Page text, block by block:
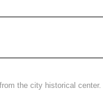
the city historical center.